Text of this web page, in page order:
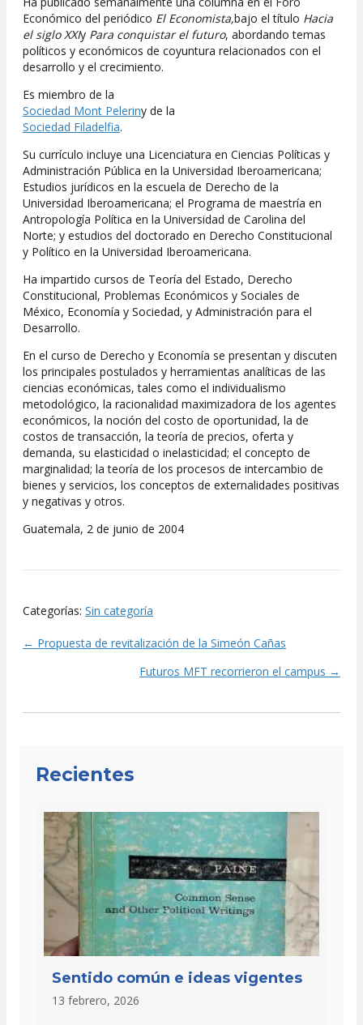
Económico del periódico El Economista,bajo el título Hacia
el siglo XXIy Para conquistar el futuro, abordando temas
políticos y económicos de coyuntura relacionados con el
desarrollo y el crecimiento.
Es miembro de la
Sociedad Mont Peleriny de la
Sociedad Filadelfia.
Su currículo incluye una Licenciatura en Ciencias Políticas y
Administración Pública en la Universidad Iberoamericana;
Estudios jurídicos en la escuela de Derecho de la
Universidad Iberoamericana; el Programa de maestría en
Antropología Política en la Universidad de Carolina del
Norte; y estudios del doctorado en Derecho Constitucional
y Político en la Universidad Iberoamericana.
Ha impartido cursos de Teoría del Estado, Derecho
Constitucional, Problemas Económicos y Sociales de
México, Economía y Sociedad, y Administración para el
Desarrollo.
En el curso de Derecho y Economía se presentan y discuten
los principales postulados y herramientas analíticas de las
ciencias económicas, tales como el individualismo
metodológico, la racionalidad maximizadora de los agentes
económicos, la noción del costo de oportunidad, la de
costos de transacción, la teoría de precios, oferta y
demanda, su elasticidad o inelasticidad; el concepto de
marginalidad; la teoría de los procesos de intercambio de
bienes y servicios, los conceptos de externalidades positivas
y negativas y otros.
Guatemala, 2 de junio de 2004
Categorías: Sin categoría
Posts
navigation
← Propuesta de revitalización de la Simeón Cañas
Futuros MFT recorrieron el campus →
Recientes
Sentido común e ideas vigentes
13 febrero, 2026